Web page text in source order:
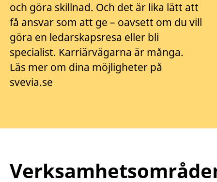
och göra skillnad. Och det är lika lätt att
få ansvar som att ge – oavsett om du vill
göra en ledarskapsresa eller bli
specialist. Karriärvägarna är många.
Läs mer om dina möjligheter på
svevia.se